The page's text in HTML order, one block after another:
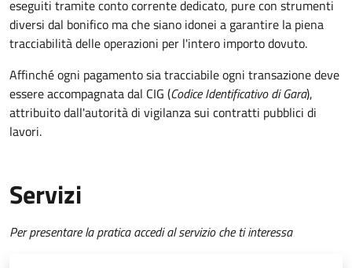
eseguiti tramite conto corrente dedicato, pure con strumenti
diversi dal bonifico ma che siano idonei a garantire la piena
tracciabilità delle operazioni per l'intero importo dovuto.
Affinché ogni pagamento sia tracciabile ogni transazione deve
essere accompagnata dal CIG (Codice Identificativo di Gara),
attribuito dall'autorità di vigilanza sui contratti pubblici di
lavori.
Servizi
Per presentare la pratica accedi al servizio che ti interessa